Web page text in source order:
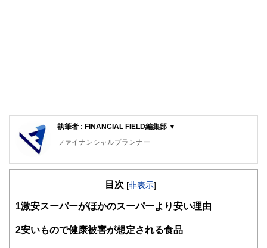
執筆者 : FINANCIAL FIELD編集部 ▼
ファイナンシャルプランナー
FinancialField編集部は、金融、経済に関する記事を、日々
知識がない方でも理解できるようわかりやすく発信していま
得者を中心に「お金や暮らし」に関する書籍・雑誌の編集経
験者で構成され、企画立案から記事掲載まですべての工程に
目次 [非表示]
1 激安スーパーがほかのスーパーより安い理由
2安いもので健康被害が想定される食品